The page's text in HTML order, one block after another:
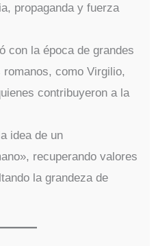
propaganda y fuerza
con la época de grandes
como Virgilio,
contribuyeron a la
idea de un
recuperando valores
la grandeza de